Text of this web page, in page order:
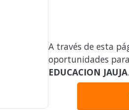
A través de esta
oportunidades
EDUCACION JAUJA.